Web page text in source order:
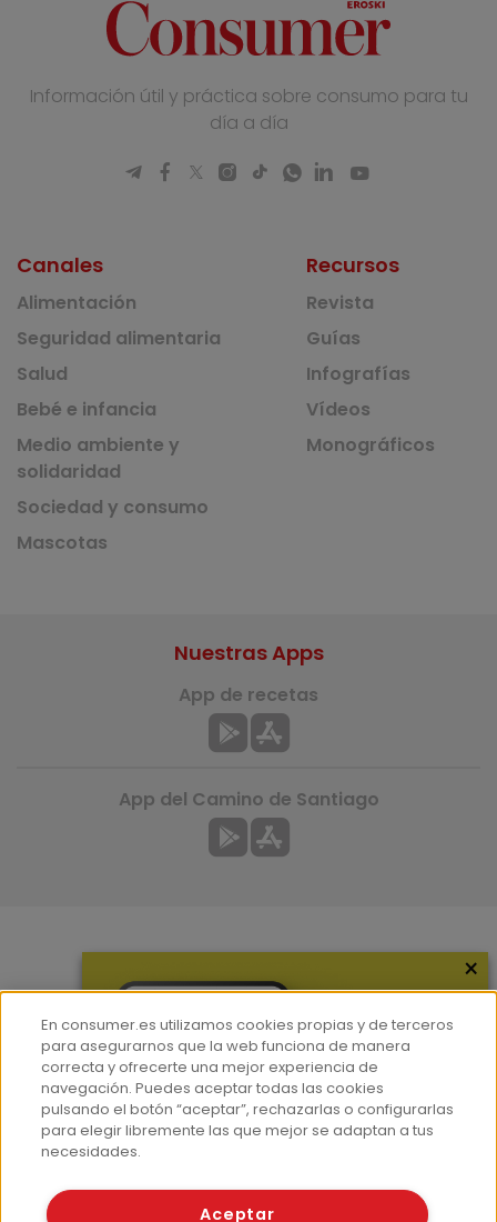
Información útil y práctica sobre consumo para tu
día a día
Canales
Alimentación
Seguridad alimentaria
Salud
Bebé e infancia
Medio ambiente y
solidaridad
Sociedad y consumo
Mascotas
Recursos
Revista
Guías
Infografías
Vídeos
Monográficos
Hemeroteca
Contacto
Prensa
Corpus Lingüístico Consumer
Nuestras Apps
App de recetas
App del Camino de Santiago
© Fundación EROSKI
×
En consumer.es utilizamos cookies propias y de terceros
para asegurarnos que la web funciona de manera
correcta y ofrecerte una mejor experiencia de
navegación. Puedes aceptar todas las cookies
pulsando el botón “aceptar”, rechazarlas o configurarlas
para elegir libremente las que mejor se adaptan a tus
necesidades.
Aceptar